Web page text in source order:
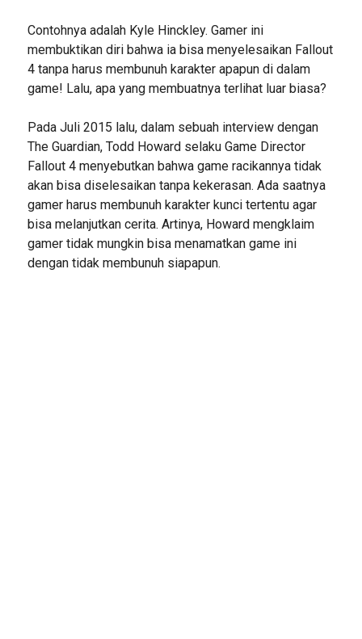
Contohnya adalah Kyle Hinckley. Gamer ini
membuktikan diri bahwa ia bisa menyelesaikan Fallout
4 tanpa harus membunuh karakter apapun di dalam
game! Lalu, apa yang membuatnya terlihat luar biasa?
Pada Juli 2015 lalu, dalam sebuah interview dengan
The Guardian, Todd Howard selaku Game Director
Fallout 4 menyebutkan bahwa game racikannya tidak
akan bisa diselesaikan tanpa kekerasan. Ada saatnya
gamer harus membunuh karakter kunci tertentu agar
bisa melanjutkan cerita. Artinya, Howard mengklaim
gamer tidak mungkin bisa menamatkan game ini
dengan tidak membunuh siapapun.